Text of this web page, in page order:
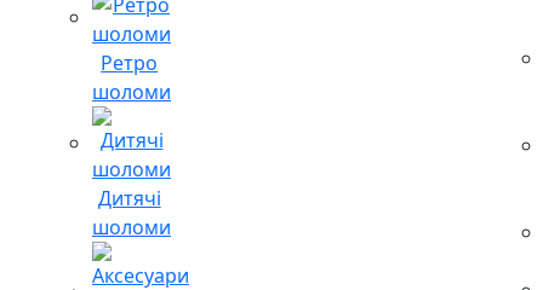
Ретро
шоломи
Дитячі
шоломи